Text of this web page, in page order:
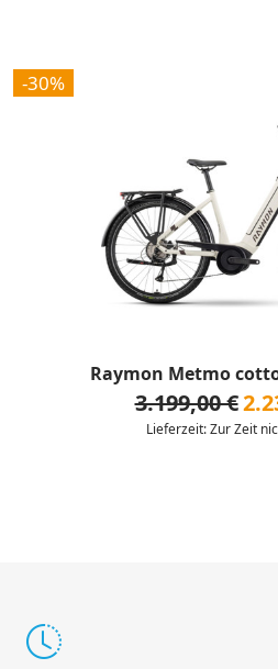
-30%
Raymon Metmo
3.199,00 €
Lieferzeit: Zur Zeit